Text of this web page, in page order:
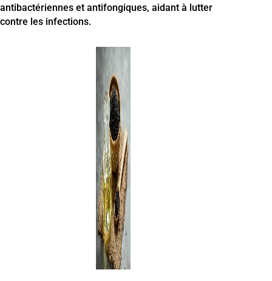
antibactériennes et antifongiques, aidant à lutter
contre les infections.